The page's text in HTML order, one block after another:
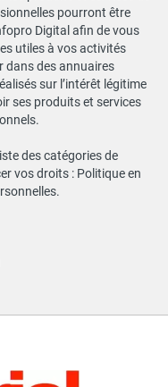
pourront être
Digital afin de vous
utiles à vos activités
dans des annuaires
sur l’intérêt légitime
ses produits et services
des catégories de
vos droits : Politique en
.